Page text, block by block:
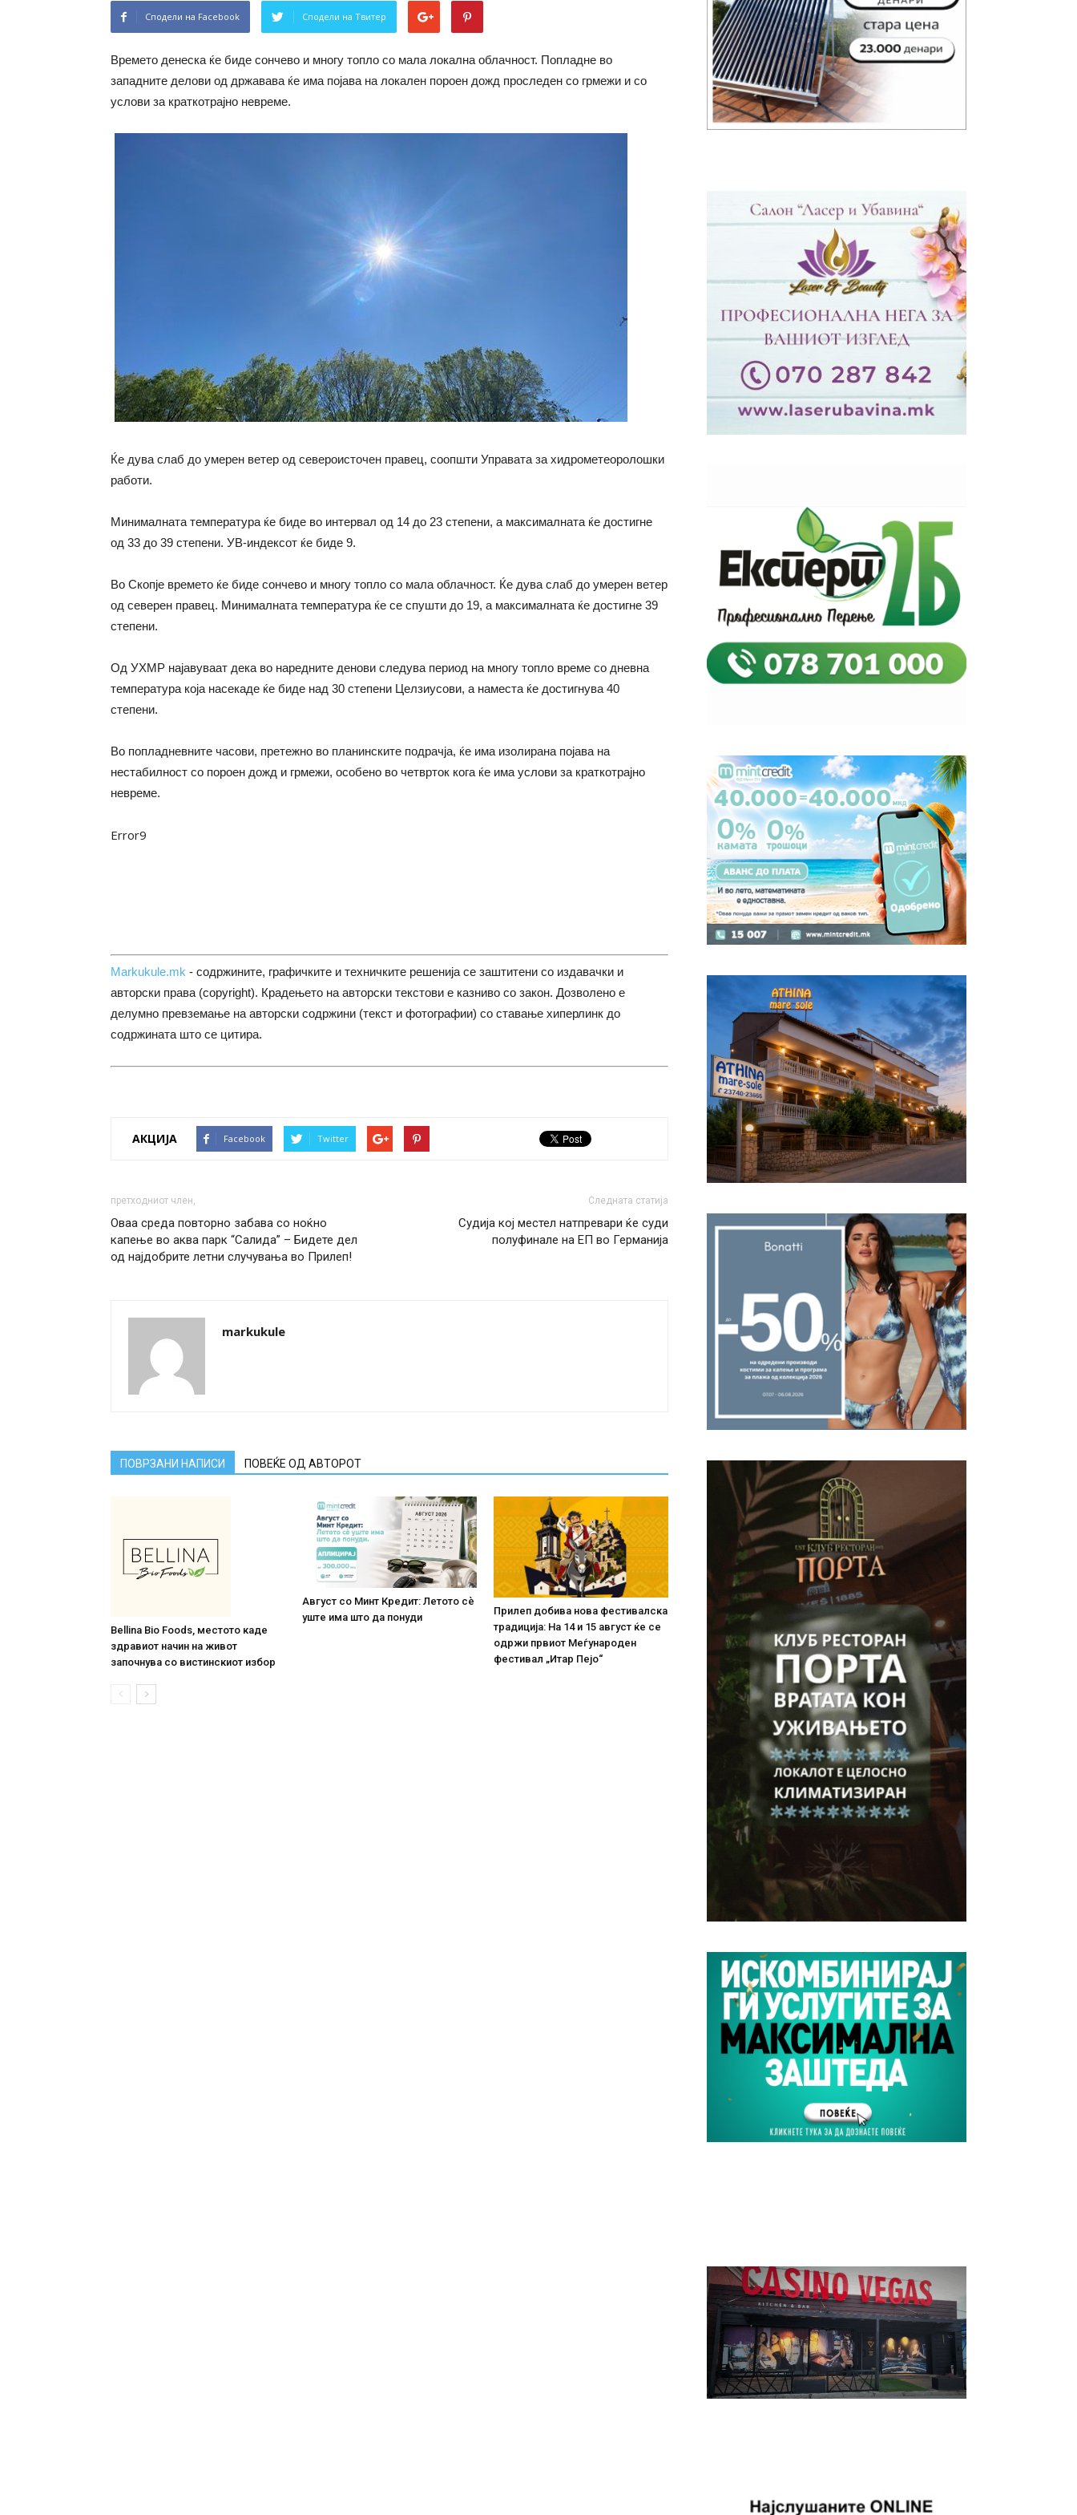
Сподели на Facebook Сподели на Твитер
Времето денеска ќе биде сончево и многу топло со мала локална облачност. Попладне во
западните делови од државава ќе има појава на локален пороен дожд проследен со грмежи и со
услови за краткотрајно невреме.
Ќе дува слаб до умерен ветер од североисточен правец, соопшти Управата за хидрометеоролошки
работи.
Минималната температура ќе биде во интервал од 14 до 23 степени, а максималната ќе достигне
од 33 до 39 степени. УВ-индексот ќе биде 9.
Во Скопје времето ќе биде сончево и многу топло со мала облачност. Ќе дува слаб до умерен ветер
од северен правец. Минималната температура ќе се спушти до 19, а максималната ќе достигне 39
степени.
Од УХМР најавуваат дека во наредните денови следува период на многу топло време со дневна
температура која насекаде ќе биде над 30 степени Целзиусови, а наместа ќе достигнува 40
степени.
Во попладневните часови, претежно во планинските подрачја, ќе има изолирана појава на
нестабилност со пороен дожд и грмежи, особено во четврток кога ќе има услови за краткотрајно
невреме.
Error9
Markukule.mk - содржините, графичките и техничките решенија се заштитени со издавачки и
авторски права (copyright). Крадењето на авторски текстови е казниво со закон. Дозволено е
делумно превземање на авторски содржини (текст и фотографии) со ставање хиперлинк до
содржината што се цитира.
АКЦИЈА Facebook Twitter
претходниот член,
Оваа среда повторно забава со ноќно
капење во аква парк “Салида” – Бидете дел
од најдобрите летни случувања во Прилеп!
Следната статија
Судија кој местел натпревари ќе суди
полуфинале на ЕП во Германија
markukule
ПОВРЗАНИ НАПИСИ ПОВЕЌЕ ОД АВТОРОТ
Bellina Bio Foods, местото каде
здравиот начин на живот
започнува со вистинскиот избор
Август со Минт Кредит: Летото сè
уште има што да понуди
Прилеп добива нова фестивалска
традиција: На 14 и 15 август ќе се
одржи првиот Меѓународен
фестивал „Итар Пејо“